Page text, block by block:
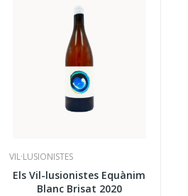
VIL·LUSIONISTES
Els Vil-lusionistes Equànim
Blanc Brisat 2020